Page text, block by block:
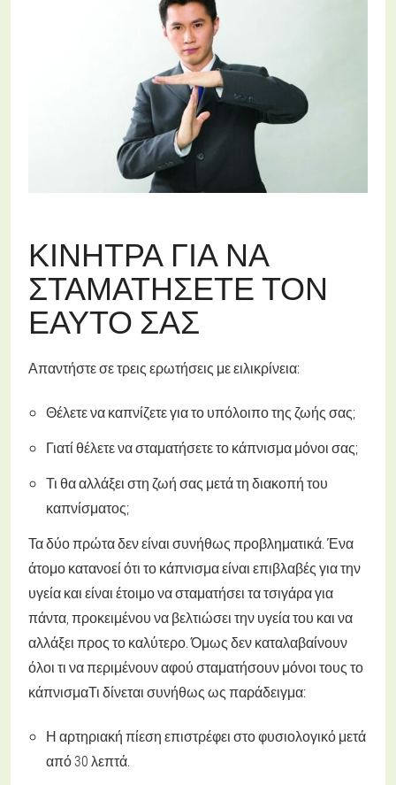
ΚΊΝΗΤΡΑ ΓΙΑ ΝΑ
ΣΤΑΜΑΤΉΣΕΤΕ ΤΟΝ
ΕΑΥΤΌ ΣΑΣ
Απαντήστε σε τρεις ερωτήσεις με ειλικρίνεια:
Θέλετε να καπνίζετε για το υπόλοιπο της ζωής σας;
Γιατί θέλετε να σταματήσετε το κάπνισμα μόνοι σας;
Τι θα αλλάξει στη ζωή σας μετά τη διακοπή του
καπνίσματος;
Τα δύο πρώτα δεν είναι συνήθως προβληματικά. Ένα
άτομο κατανοεί ότι το κάπνισμα είναι επιβλαβές για την
υγεία και είναι έτοιμο να σταματήσει τα τσιγάρα για
πάντα, προκειμένου να βελτιώσει την υγεία του και να
αλλάξει προς το καλύτερο. Όμως δεν καταλαβαίνουν
όλοι τι να περιμένουν αφού σταματήσουν μόνοι τους το
κάπνισμαΤι δίνεται συνήθως ως παράδειγμα:
Η αρτηριακή πίεση επιστρέφει στο φυσιολογικό μετά
από 30 λεπτά.